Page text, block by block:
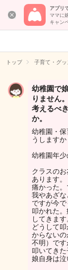
アプリ
ママに
キャン
トップ 子育て・グッ
幼稚園で
りません
考えるべ
か。
幼稚園・
うしますか
幼稚園年少
クラスの
あります。
痛かった
我やあざな
ですが今で
叩かれた
してきます
どうして
からない
不明）です
叩いてき
娘自身は